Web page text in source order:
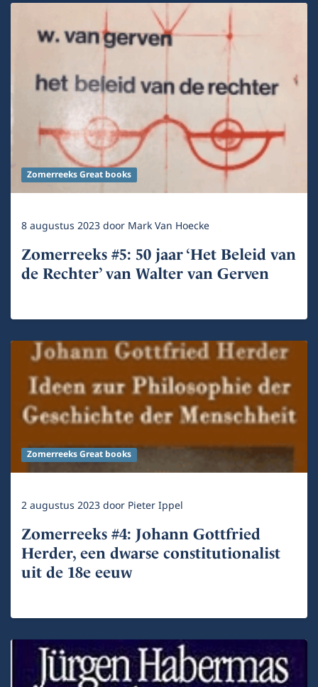
Zomerreeks Great books
8 augustus 2023door Mark Van Hoecke
Zomerreeks #5: 50 jaar ‘Het Beleid van
de Rechter’ van Walter van Gerven
Zomerreeks Great books
2 augustus 2023door Pieter Ippel
Zomerreeks #4: Johann Gottfried
Herder, een dwarse constitutionalist
uit de 18e eeuw